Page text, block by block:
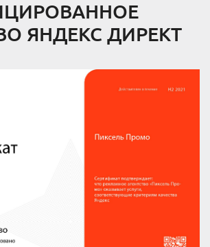
ЯНДЕКС ДИРЕКТ